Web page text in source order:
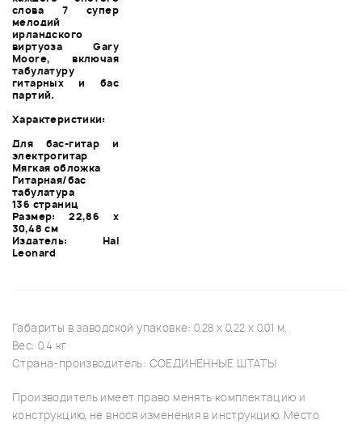
слова 7 супер
мелодий
ирландского
виртуоза Gary
Moore, включая
табулатуру
гитарных и бас
партий.
Характеристики:
Для бас-гитар и
электрогитар
Мягкая обложка
Гитарная/бас
табулатура
136 страниц
Размер: 22,86 х
30,48 см
Издатель: Hal
Leonard
Габариты в заводской упаковке: 0.28 x 0.22 x 0.01 м.
Вес: 0.4 кг
Страна-производитель: СОЕДИНЕННЫЕ ШТАТЫ
Производитель имеет право менять комплектацию и
конструкцию, не внося изменения в инструкцию. Место